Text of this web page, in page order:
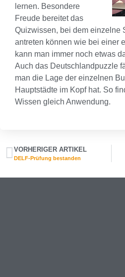
lernen. Besondere
Freude bereitet das
Quizwissen, bei dem einzelne
antreten können wie bei einer
kann man immer noch etwas
Auch das Deutschlandpuzzle
man die Lage der einzelnen
Hauptstädte im Kopf hat. So
Wissen gleich Anwendung.
VORHERIGER ARTIKEL
DELF-Prüfung bestanden